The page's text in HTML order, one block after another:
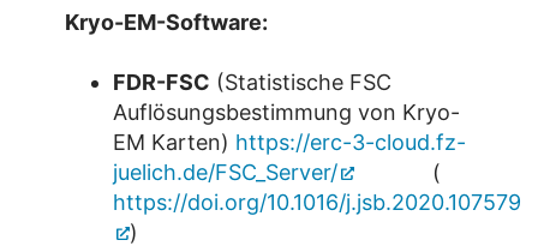
Kryo-EM-Software:
FDR-FSC (Statistische FSC
Auflösungsbestimmung von Kryo-
EM Karten) https://erc-3-cloud.fz-
juelich.de/FSC_Server/
(
https://doi.org/10.1016/j.jsb.2020.107579
)